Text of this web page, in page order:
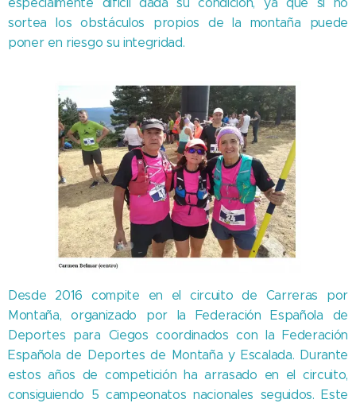
sortea los obstáculos propios de la montaña puede
poner en riesgo su integridad.
Desde 2016 compite en el circuito de Carreras por
Montaña, organizado por la Federación Española de
Deportes para Ciegos coordinados con la Federación
Española de Deportes de Montaña y Escalada. Durante
estos años de competición ha arrasado en el circuito,
consiguiendo 5 campeonatos nacionales seguidos. Este